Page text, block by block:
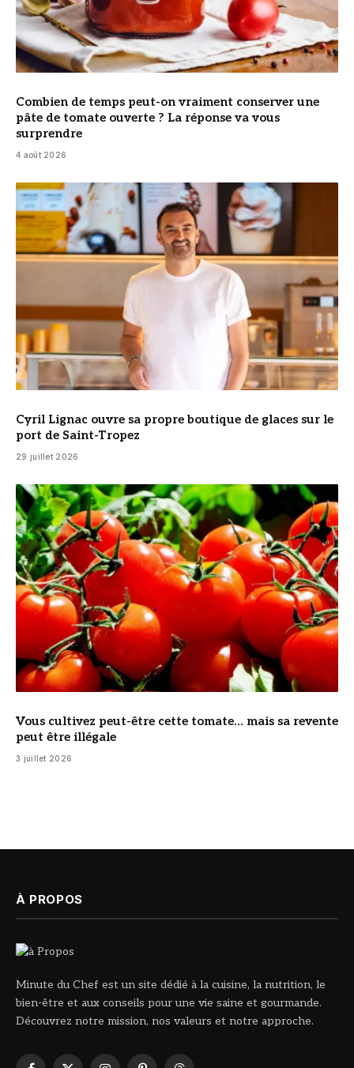
Combien de temps peut-on vraiment conserver une
pâte de tomate ouverte ? La réponse va vous
surprendre
4 août 2026
© Cyril Lignac
Cyril Lignac ouvre sa propre boutique de glaces sur le
port de Saint-Tropez
29 juillet 2026
© DR
Vous cultivez peut-être cette tomate… mais sa revente
peut être illégale
3 juillet 2026
À PROPOS
Minute du Chef est un site dédié à la cuisine, la nutrition, le
bien-être et aux conseils pour une vie saine et gourmande.
Découvrez notre mission, nos valeurs et notre approche.